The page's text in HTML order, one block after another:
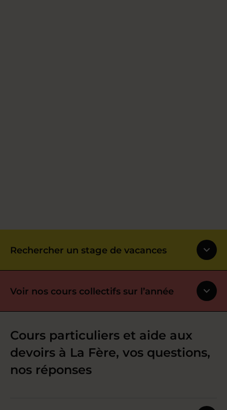
Rechercher un stage de vacances
Voir nos cours collectifs sur l’année
Cours particuliers et aide aux
devoirs à La Fère, vos questions,
nos réponses